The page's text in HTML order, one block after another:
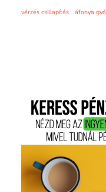
vérzés csillapítás
áfonya